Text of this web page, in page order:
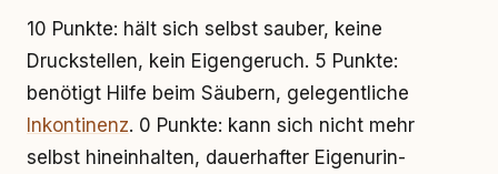
10 Punkte: hält sich selbst sauber, keine
Druckstellen, kein Eigengeruch. 5 Punkte:
benötigt Hilfe beim Säubern, gelegentliche
Inkontinenz. 0 Punkte: kann sich nicht mehr
selbst hineinhalten, dauerhafter Eigenurin-